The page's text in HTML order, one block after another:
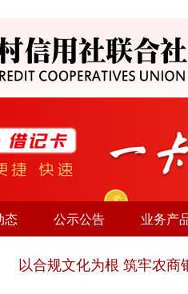
态 公示公告 业务产
以合规文化为根 筑牢农